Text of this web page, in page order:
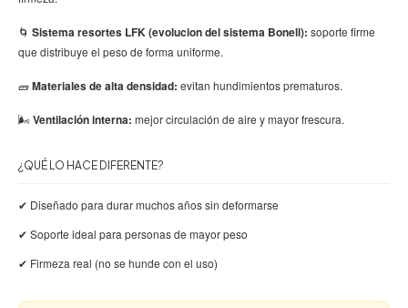
🌀 Sistema resortes LFK (evolucion del sistema Bonell): soporte firme
que distribuye el peso de forma uniforme.
🧱Materiales de alta densidad: evitan hundimientos prematuros.
🌬️Ventilación interna: mejor circulación de aire y mayor frescura.
¿QUÉ LO HACE DIFERENTE?
✔ Diseñado para durar muchos años sin deformarse
✔ Soporte ideal para personas de mayor peso
✔ Firmeza real (no se hunde con el uso)